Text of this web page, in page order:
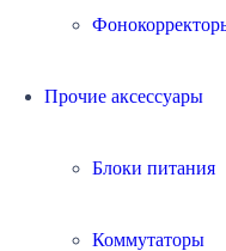
Прочие аксессуары
Блоки питания
Коммутаторы